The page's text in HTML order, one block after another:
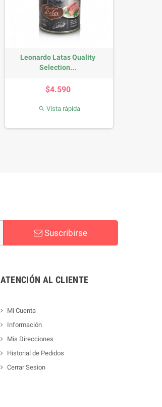
Leonardo Latas Quality
Selection...
$4.590
 Vista rápida
Suscribirse
ATENCIÓN AL CLIENTE
Mi Cuenta
Información
Mis Direcciones
Historial de Pedidos
Cerrar Sesion